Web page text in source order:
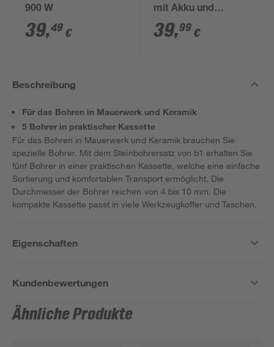
900 W
39,49 €
mit Akku und
Ladegerät 20 V 2 Ah
39,99 €
Beschreibung
Für das Bohren in Mauerwerk und Keramik
5 Bohrer in praktischer Kassette
Für das Bohren in Mauerwerk und Keramik brauchen Sie
spezielle Bohrer. Mit dem Steinbohrersatz von b1 erhalten Sie
fünf Bohrer in einer praktischen Kassette, welche eine einfache
Sortierung und komfortablen Transport ermöglicht. Die
Durchmesser der Bohrer reichen von 4 bis 10 mm. Die
kompakte Kassette passt in viele Werkzeugkoffer und Taschen.
Eigenschaften
Kundenbewertungen
Ähnliche Produkte